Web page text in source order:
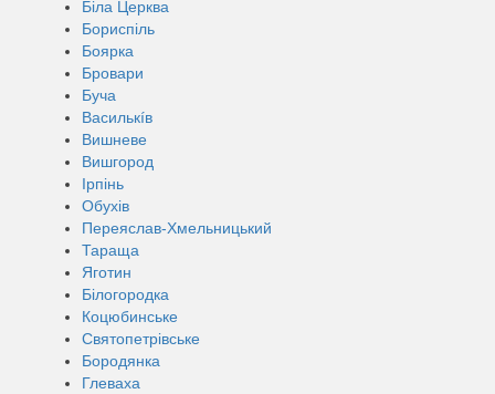
Біла Церква
Бориспіль
Боярка
Бровари
Буча
Василькíв
Вишневе
Вишгород
Ірпінь
Обухів
Переяслав-Хмельницький
Тараща
Яготин
Білогородка
Коцюбинське
Святопетрівське
Бородянка
Глеваха